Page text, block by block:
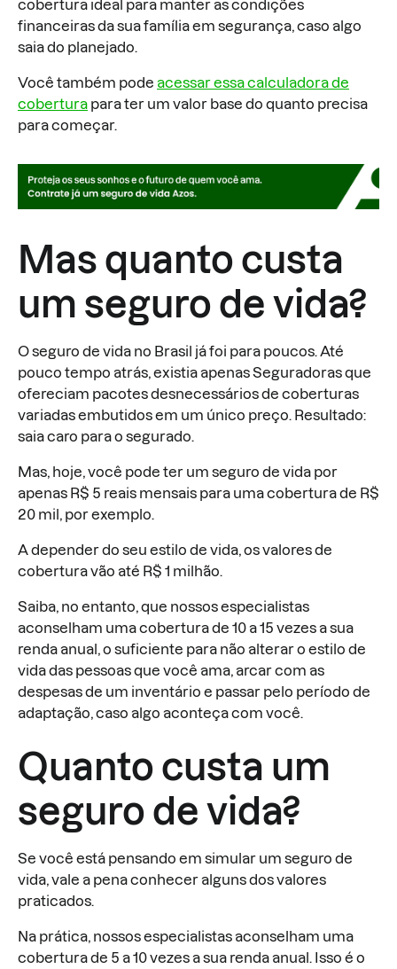
cobertura ideal para manter as condições
financeiras da sua família em segurança, caso algo
saia do planejado.
Você também pode acessar essa calculadora de
cobertura para ter um valor base do quanto precisa
para começar.
Mas quanto custa
um seguro de vida?
O seguro de vida no Brasil já foi para poucos. Até
pouco tempo atrás, existia apenas Seguradoras que
ofereciam pacotes desnecessários de coberturas
variadas embutidos em um único preço. Resultado:
saia caro para o segurado.
Mas, hoje, você pode ter um seguro de vida por
apenas R$ 5 reais mensais para uma cobertura de R$
20 mil, por exemplo.
A depender do seu estilo de vida, os valores de
cobertura vão até R$ 1 milhão.
Saiba, no entanto, que nossos especialistas
aconselham uma cobertura de 10 a 15 vezes a sua
renda anual, o suficiente para não alterar o estilo de
vida das pessoas que você ama, arcar com as
despesas de um inventário e passar pelo período de
adaptação, caso algo aconteça com você.
Quanto custa um
seguro de vida?
Se você está pensando em simular um seguro de
vida, vale a pena conhecer alguns dos valores
praticados.
Na prática, nossos especialistas aconselham uma
cobertura de 5 a 10 vezes a sua renda anual. Isso é o